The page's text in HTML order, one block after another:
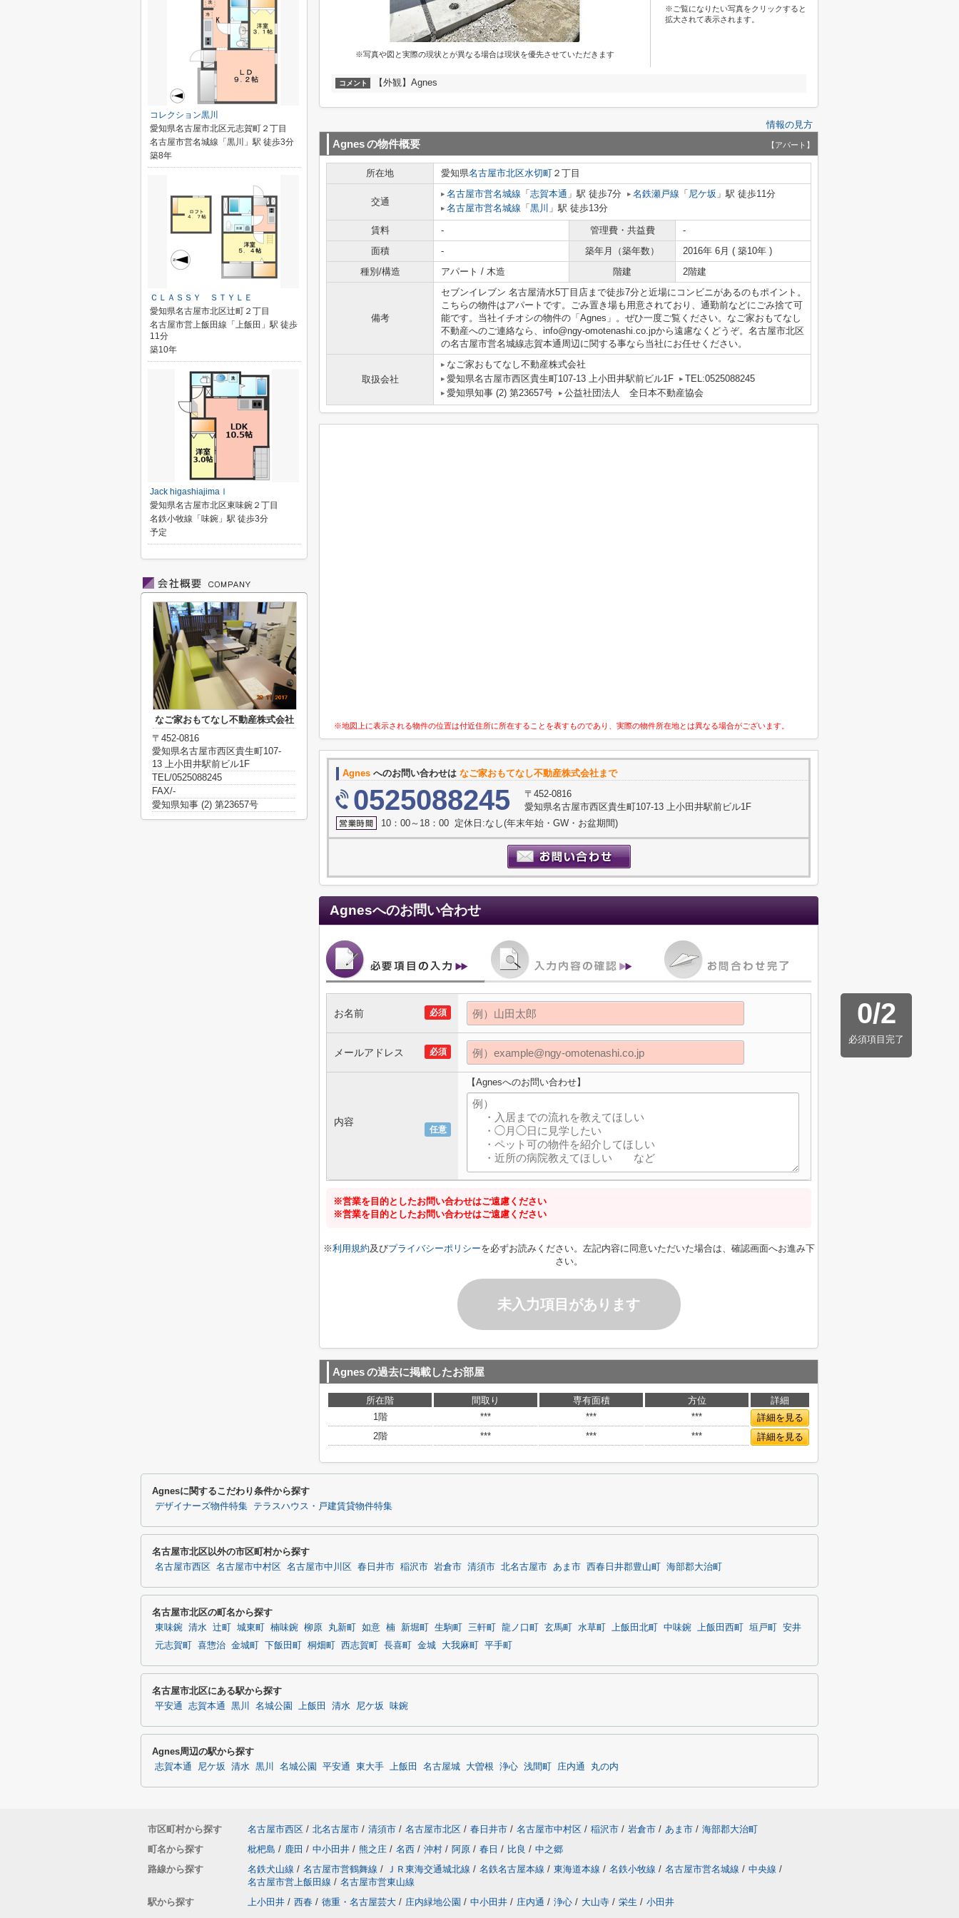
※写真や図と実際の現状とが異なる場合は現状を優先させていただきます
※ご覧になりたい写真をクリックすると
拡大されて表示されます。
コメント 【外観】Agnes
情報の見方
Agnesの物件概要 【アパート】
所在地 愛知県名古屋市北区水切町 ２丁目
交通
名古屋市営名城線 「 志賀本通 」駅 徒歩7分 名鉄瀬戸線 「 尼ケ坂 」駅 徒歩11分
名古屋市営名城線 「 黒川 」駅 徒歩13分
賃料 - 管理費・共益費
-
面積
- 築年月（築年数）
2016年 6月 ( 築10年 )
種別/構造
アパート / 木造 階建 2階建
備考
セブンイレブン 名古屋清水5丁目店まで徒歩7分と近場にコンビニがあるのもポイント。
こちらの物件はアパートです。ごみ置き場も用意されており、通勤前などにごみ捨て可
能です。当社イチオシの物件の「Agnes」。ぜひ一度ご覧ください。なご家おもてなし
不動産へのご連絡なら、info@ngy-omotenashi.co.jpから遠慮なくどうぞ。名古屋市北区
の名古屋市営名城線志賀本通周辺に関する事なら当社にお任せください。
取扱会社
なご家おもてなし不動産株式会社
愛知県名古屋市西区貴生町107-13 上小田井駅前ビル1F
TEL:0525088245
愛知県知事 (2) 第23657号
公益社団法人 全日本不動産協会
※地図上に表示される物件の位置は付近住所に所在することを表すものであり、実際の物件所在地とは異なる場合がございます。
Agnes へのお問い合わせは なご家おもてなし不動産株式会社まで
0525088245
〒452-0816
愛知県名古屋市西区貴生町107-13 上小田井駅前ビル1F
10：00～18：00 定休日:なし(年末年始・GW・お盆期間)
Agnesへのお問い合わせ
0/2
必須項目完了
必須
お名前
必須
メールアドレス
任意
内容
【Agnesへのお問い合わせ】
※営業を目的としたお問い合わせはご遠慮ください
※営業を目的としたお問い合わせはご遠慮ください
※利用規約及びプライバシーポリシーを必ずお読みください。左記内容に同意いただいた場合は、確認画面へお進み下
さい。
未入力項目があります
Agnesの過去に掲載したお部屋
所在階 間取り 専有面積 方位
詳細
1階
*** *** ***
詳細を見る
2階
*** *** *** 詳細を見る
コレクション黒川
愛知県名古屋市北区元志賀町２丁目
名古屋市営名城線「黒川」駅 徒歩3分
築8年
ＣＬＡＳＳＹ ＳＴＹＬＥ
愛知県名古屋市北区辻町２丁目
名古屋市営上飯田線「上飯田」駅 徒歩
11分
築10年
Jack higashiajimaⅠ
愛知県名古屋市北区東味鋺２丁目
名鉄小牧線「味鋺」駅 徒歩3分
予定
なご家おもてなし不動産株式会社
〒452-0816
愛知県名古屋市西区貴生町107-
13 上小田井駅前ビル1F
TEL/0525088245
FAX/-
愛知県知事 (2) 第23657号
Agnesに関するこだわり条件から探す
デザイナーズ物件特集 テラスハウス・戸建賃貸物件特集
名古屋市北区以外の市区町村から探す
名古屋市西区 名古屋市中村区 名古屋市中川区 春日井市 稲沢市 岩倉市 清須市 北名古屋市 あま市 西春日井郡豊山町 海部郡大治町
名古屋市北区の町名から探す
東味鋺 清水 辻町 城東町 楠味鋺 柳原 丸新町 如意 楠 新堀町 生駒町 三軒町 龍ノ口町 玄馬町 水草町 上飯田北町 中味鋺 上飯田西町 垣戸町
安井
元志賀町
喜惣治 金城町 下飯田町 桐畑町 西志賀町 長喜町 金城 大我麻町 平手町
名古屋市北区にある駅から探す
平安通 志賀本通 黒川 名城公園 上飯田 清水 尼ケ坂 味鋺
Agnes周辺の駅から探す
志賀本通 尼ケ坂 清水 黒川 名城公園 平安通 東大手 上飯田 名古屋城 大曽根 浄心 浅間町 庄内通 丸の内
市区町村から探す 名古屋市西区 / 北名古屋市 / 清須市 / 名古屋市北区 / 春日井市 / 名古屋市中村区 / 稲沢市 / 岩倉市 / あま市 / 海部郡大治町
町名から探す
枇杷島 / 鹿田 / 中小田井 / 熊之庄 / 名西 / 沖村 / 阿原 / 春日 / 比良 / 中之郷
路線から探す
名鉄犬山線 / 名古屋市営鶴舞線 / ＪＲ東海交通城北線 / 名鉄名古屋本線 / 東海道本線 / 名鉄小牧線 / 名古屋市営名城線 / 中央線 /
名古屋市営上飯田線 / 名古屋市営東山線
駅から探す
上小田井 / 西春 / 徳重・名古屋芸大 / 庄内緑地公園 / 中小田井 / 庄内通 / 浄心 / 大山寺 / 栄生 / 小田井